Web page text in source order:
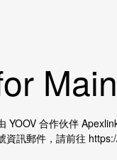
YOOV 合作伙伴
訊郵件，請前往